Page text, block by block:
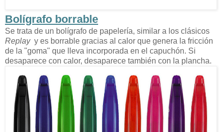
Bolígrafo borrable
Se trata de un bolígrafo de papelería, similar a los clásicos
Replayy es borrable gracias al calor que genera la fricción
de la "goma" que lleva incorporada en el capuchón. Si
desaparece con calor, desaparece también con la plancha.